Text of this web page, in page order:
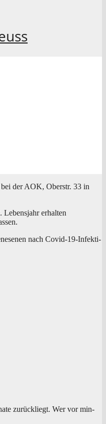
der AOK, Ober­str. 33 in
erhal­ten
nach Covid-19-Infek­ti­
zurück­liegt. Wer vor min­